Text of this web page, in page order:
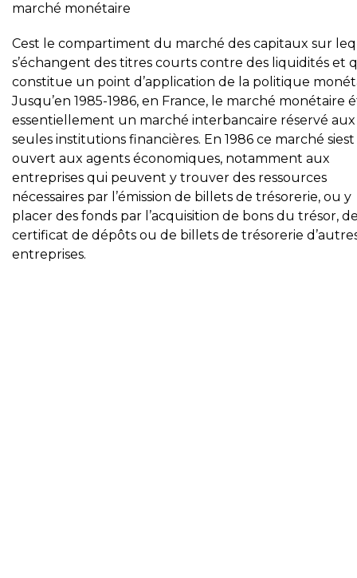
marché monétaire
Cest le compartiment du marché des capitaux sur
s’échangent des titres courts contre des liquidités et
constitue un point d’application de la politique
Jusqu’en 1985-1986, en France, le marché monétaire
essentiellement un marché interbancaire réservé aux
seules institutions financières. En 1986 ce marché siest
ouvert aux agents économiques, notamment aux
entreprises qui peuvent y trouver des ressources
nécessaires par l’émission de billets de trésorerie, ou y
placer des fonds par l’acquisition de bons du trésor,
certificat de dépôts ou de billets de trésorerie
entreprises.